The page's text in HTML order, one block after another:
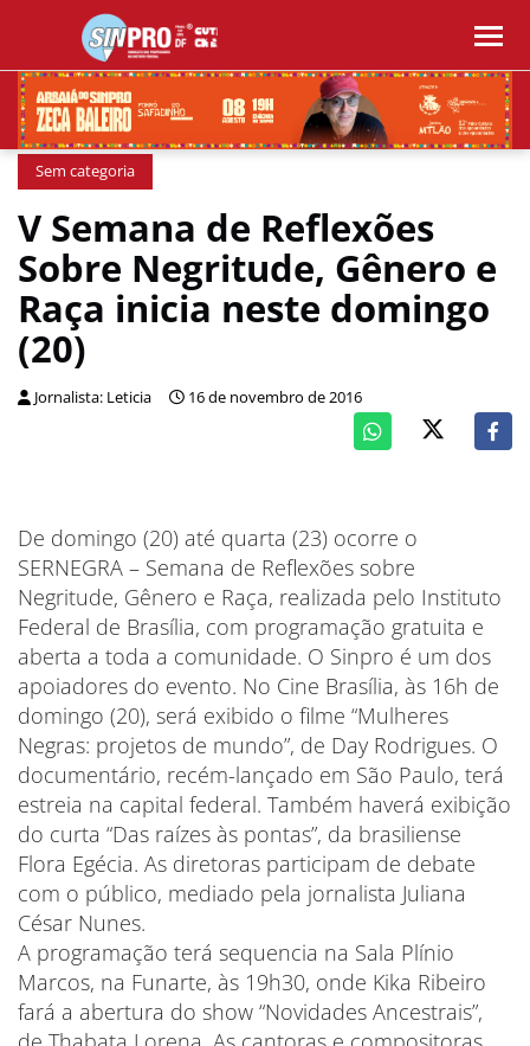
Sem categoria
V Semana de Reflexões
Sobre Negritude, Gênero e
Raça inicia neste domingo
(20)
Jornalista: Leticia 16 de novembro de 2016
De domingo (20) até quarta (23) ocorre o
SERNEGRA – Semana de Reflexões sobre
Negritude, Gênero e Raça, realizada pelo Instituto
Federal de Brasília, com programação gratuita e
aberta a toda a comunidade. O Sinpro é um dos
apoiadores do evento. No Cine Brasília, às 16h de
domingo (20), será exibido o filme “Mulheres
Negras: projetos de mundo”, de Day Rodrigues. O
documentário, recém-lançado em São Paulo, terá
estreia na capital federal. Também haverá exibição
do curta “Das raízes às pontas”, da brasiliense
Flora Egécia. As diretoras participam de debate
com o público, mediado pela jornalista Juliana
César Nunes.
A programação terá sequencia na Sala Plínio
Marcos, na Funarte, às 19h30, onde Kika Ribeiro
fará a abertura do show “Novidades Ancestrais”,